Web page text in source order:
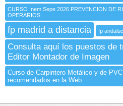
CURSO Inem Sepe 2026 PREVENCION DE
OPERARIOS
fp madrid a distancia fp
Consulta aquí los puestos de
Editor Montador de Imagen
Curso de Carpintero Metálico y de
recomendados en la Web